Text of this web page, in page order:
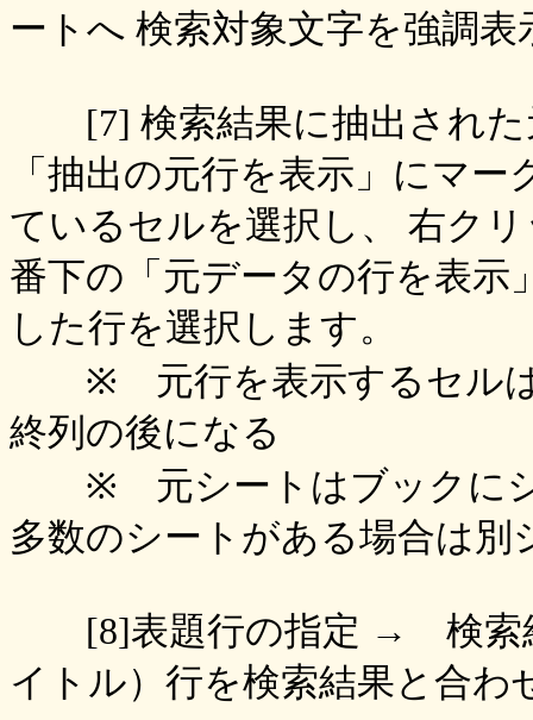
ートへ 検索対象文字を強調表
[7] 検索結果に抽出された
「抽出の元行を表示」にマ
ているセルを選択し、 右ク
番下の「元データの行を表示
した行を選択します。
※ 元行を表示するセルは
終列の後になる
※ 元シートはブックにシ
多数のシートがある場合は
[8]表題行の指定 → 検索結
イトル）行を検索結果と合わ